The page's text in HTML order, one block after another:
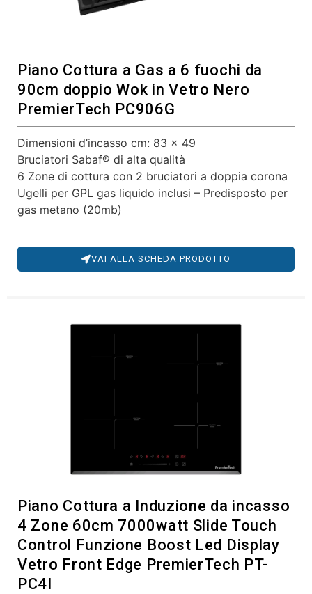
Piano Cottura a Gas a 6 fuochi da
90cm doppio Wok in Vetro Nero
PremierTech PC906G
Dimensioni d’incasso cm: 83 x 49
Bruciatori Sabaf® di alta qualità
6 Zone di cottura con 2 bruciatori a doppia corona
Ugelli per GPL gas liquido inclusi – Predisposto per
gas metano (20mb)
VAI ALLA SCHEDA PRODOTTO
Piano Cottura a Induzione da incasso
4 Zone 60cm 7000watt Slide Touch
Control Funzione Boost Led Display
Vetro Front Edge PremierTech PT-
PC4I